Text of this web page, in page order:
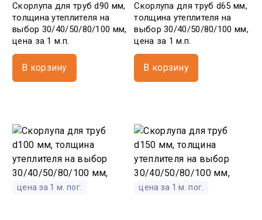
Скорлупа для труб d90 мм,
толщина утеплителя на
выбор 30/40/50/80/100 мм,
цена за 1 м.п.
В корзину
Скорлупа для труб d65 мм,
толщина утеплителя на
выбор 30/40/50/80/100 мм,
цена за 1 м.п.
В корзину
цена за 1 м. пог. цена за 1 м. пог.